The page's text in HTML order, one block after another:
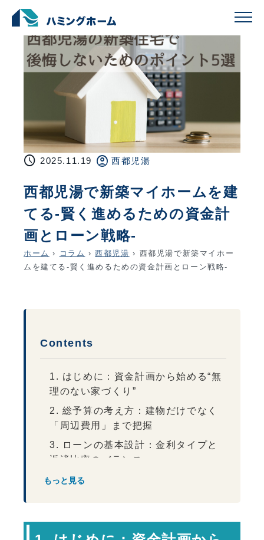
schedule 2025.11.19 account_circle 西都児湯
西都児湯で新築マイホームを建
てる-賢く進めるための資金計
画とローン戦略-
ホーム › コラム › 西都児湯 › 西都児湯で新築マイホー
ムを建てる-賢く進めるための資金計画とローン戦略-
Contents
1. はじめに：資金計画から始める“無
理のない家づくり”
2. 総予算の考え方：建物だけでなく
「周辺費用」まで把握
3. ローンの基本設計：金利タイプと
返済比率のバランス
4. 頭金と自己資金：現金は“家＋暮ら
もっと見る